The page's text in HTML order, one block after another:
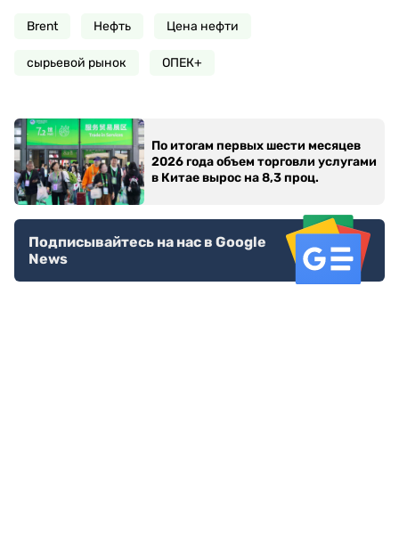
Brent Нефть Цена нефти
сырьевой рынок ОПЕК+
По итогам первых шести месяцев
2026 года объем торговли услугами
в Китае вырос на 8,3 проц.
Подписывайтесь на нас в Google
News